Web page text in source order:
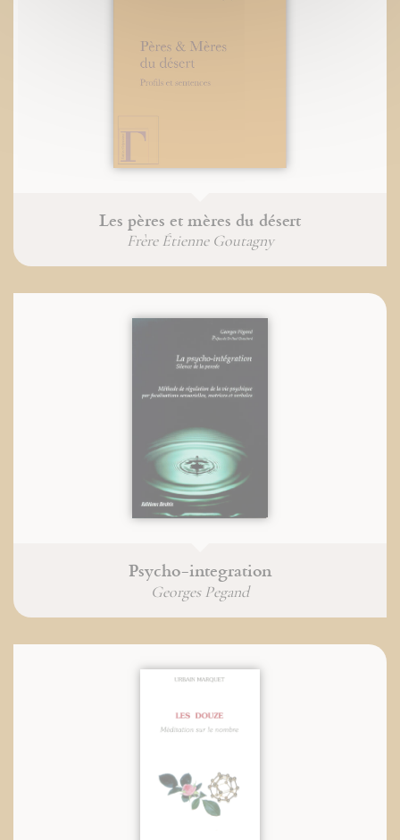
Les pères et mères du désert
Frère Étienne Goutagny
Psycho-integration
Georges Pegand